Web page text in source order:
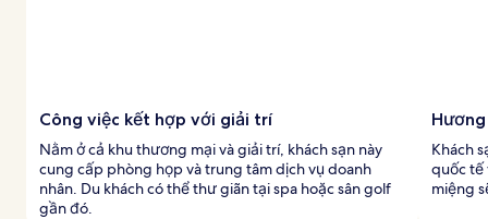
Công việc kết hợp với giải trí
Nằm ở cả khu thương mại và giải trí, khách sạn này
cung cấp phòng họp và trung tâm dịch vụ doanh
nhân. Du khách có thể thư giãn tại spa hoặc sân golf
gần đó.
Khách
quốc tế
miệng